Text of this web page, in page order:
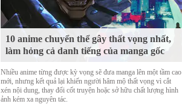
10 anime chuyển thể gây thất vọng nhất,
làm hỏng cả danh tiếng của manga gốc
Nhiều anime từng được kỳ vọng sẽ đưa manga lên một tầm cao
mới, nhưng kết quả lại khiến người hâm mộ thất vọng vì cắt
xén nội dung, thay đổi cốt truyện hoặc sở hữu chất lượng hình
ảnh kém xa nguyên tác.